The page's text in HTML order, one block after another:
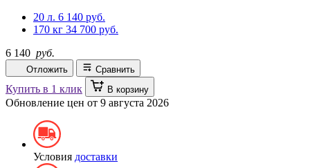
20 л. 6 140 руб.
170 кг 34 700 руб.
6 140 руб.
Отложить Сравнить
Купить в 1 клик В корзину
Обновление цен от 9 августа 2026
Условия доставки